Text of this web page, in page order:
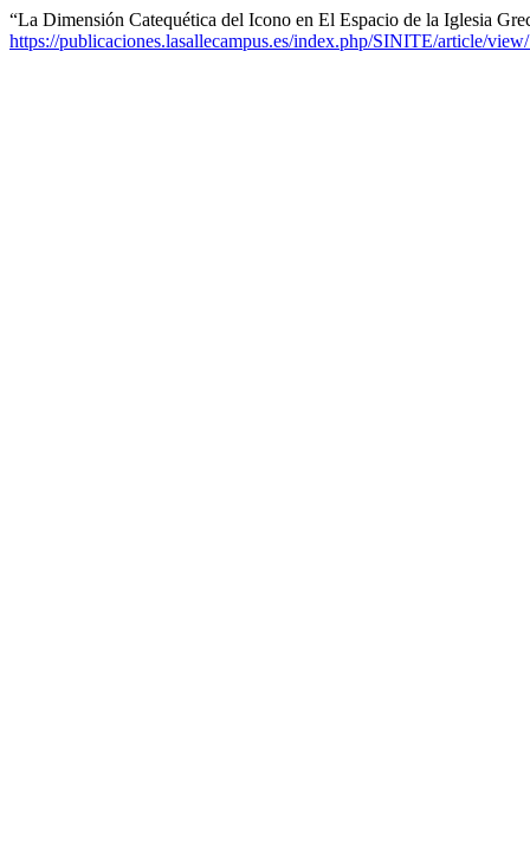
“La Dimensión Catequética del Icono en El Espacio de la Iglesia
https://publicaciones.lasallecampus.es/index.php/SINITE/article/